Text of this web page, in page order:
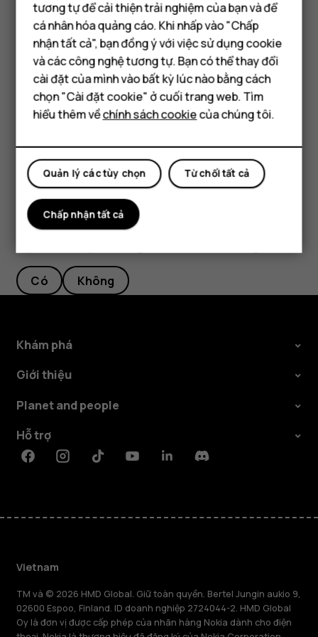
Điện thoại thông minh
Điện thoại phổ thông
Máy tính bảng
chọn thời lượng theo ý thích của bạn.
Tắt báo thức
Khi báo thức phát ra, hãy vuốt báo thức sang phải.
Xóa báo thức
chạm vàodeleteXóa.
Có Không
Khám phá
Giới thiệu
Planet and people
Hỗ trợ
FacebookInstagramTiktokYoutubeLinkedinDiscord
Vietnam
TM và © 2026 HMD Global. Giữ toàn quyền. Bertel Jungin aukio 9,
02600 Espoo, Finland. ID doanh nghiệp 2724044-2. HMD Global
Oy là đơn vị được cấp phép của nhãn hàng Nokia dành cho điện
tương tự để cải thiện trải nghiệm của bạn và để
cá nhân hóa quảng cáo. Khi nhấp vào "Chấp
nhận tất cả", bạn đồng ý với việc sử dụng cookie
và các công nghệ tương tự. Bạn có thể thay đổi
cài đặt của mình vào bất kỳ lúc nào bằng cách
chọn "Cài đặt cookie" ở cuối trang web. Tìm
hiểu thêm vềchính sách cookiecủa chúng tôi.
Từ chối tất cả
Quản lý các tùy chọn
Chấp nhận tất cả